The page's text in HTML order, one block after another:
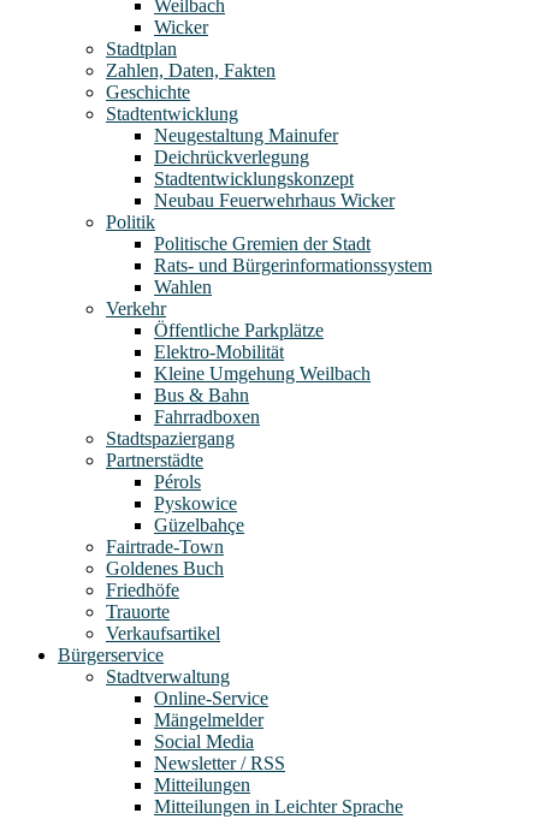
Weilbach
Wicker
Stadtplan
Zahlen, Daten, Fakten
Geschichte
Stadtentwicklung
Neugestaltung Mainufer
Deichrückverlegung
Stadtentwicklungskonzept
Neubau Feuerwehrhaus Wicker
Politik
Politische Gremien der Stadt
Rats- und Bürgerinformationssystem
Wahlen
Verkehr
Öffentliche Parkplätze
Elektro-Mobilität
Kleine Umgehung Weilbach
Bus & Bahn
Fahrradboxen
Stadtspaziergang
Partnerstädte
Pérols
Pyskowice
Güzelbahçe
Fairtrade-Town
Goldenes Buch
Friedhöfe
Trauorte
Verkaufsartikel
Bürgerservice
Stadtverwaltung
Online-Service
Mängelmelder
Social Media
Newsletter / RSS
Mitteilungen
Mitteilungen in Leichter Sprache